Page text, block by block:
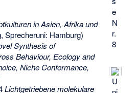
e
N
r.
8
U
in Asien, Afrika und
Sprecheruni: Hamburg)
Synthesis of
Behaviour, Ecology and
Niche Conformance,
Lichtgetriebene molekulare